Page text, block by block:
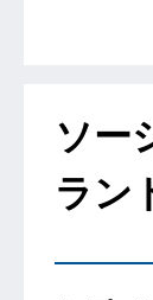
ソー
ラン